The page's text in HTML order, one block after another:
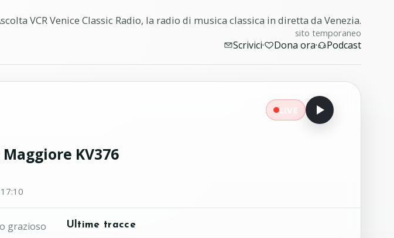
VCR Venice Classic Radio, la radio di musica classica in diretta da Venezia.
sito temporaneo
Scrivici· Dona ora· Podcast
LIVE
KV376
grazioso
Ultime tracce